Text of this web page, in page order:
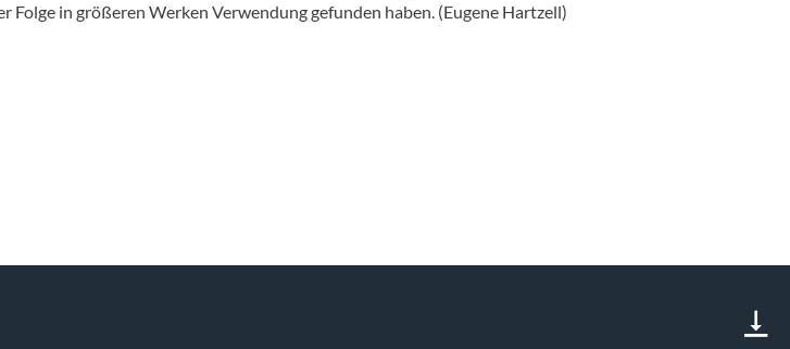
Folge in größeren Werken Verwendung gefunden haben. (Eugene Hartzell)